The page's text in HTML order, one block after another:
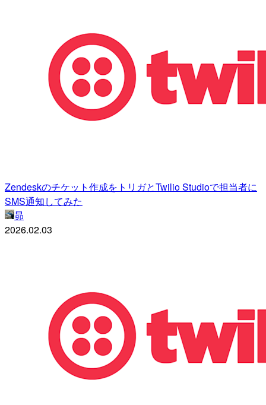
Zendeskのチケット作成をトリガとTwilio Studioで担当者に
SMS通知してみた
昴
2026.02.03